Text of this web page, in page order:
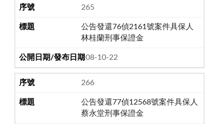
265
公告發還76偵2161號案件具保人
林桂蘭刑事保證金
108-10-22
266
公告發還77偵12568號案件具保人
蔡永堂刑事保證金